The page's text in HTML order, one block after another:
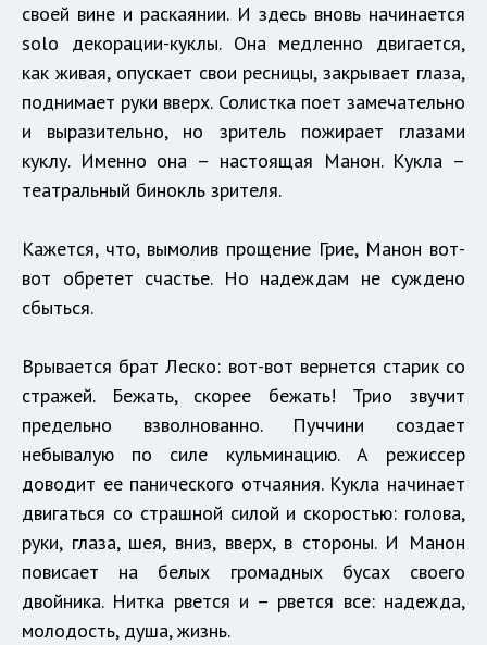
своей вине и раскаянии. И здесь вновь начинается
solo декорации-куклы. Она медленно двигается,
как живая, опускает свои ресницы, закрывает глаза,
поднимает руки вверх. Солистка поет замечательно
и выразительно, но зритель пожирает глазами
куклу. Именно она – настоящая Манон. Кукла –
театральный бинокль зрителя.
Кажется, что, вымолив прощение Грие, Манон вот-
вот обретет счастье. Но надеждам не суждено
сбыться.
Врывается брат Леско: вот-вот вернется старик со
стражей. Бежать, скорее бежать! Трио звучит
предельно взволнованно. Пуччини создает
небывалую по силе кульминацию. А режиссер
доводит ее панического отчаяния. Кукла начинает
двигаться со страшной силой и скоростью: голова,
руки, глаза, шея, вниз, вверх, в стороны. И Манон
повисает на белых громадных бусах своего
двойника. Нитка рвется и – рвется все: надежда,
молодость, душа, жизнь.